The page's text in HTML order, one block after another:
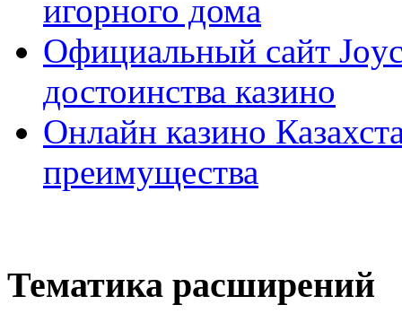
игорного дома
Официальный сайт
достоинства казино
Онлайн казино
преимущества
Тематика расширений